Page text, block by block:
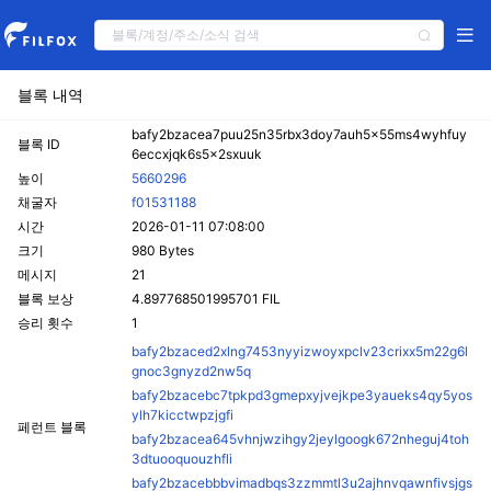
블록 내역
블록 ID
bafy2bzacea7puu25n35rbx3doy7auh5x55ms4wyhfuy
6eccxjqk6s5x2sxuuk
높이
5660296
채굴자
f01531188
시간
2026-01-11 07:08:00
크기
980 Bytes
메시지
21
블록 보상
4.897768501995701 FIL
승리 횟수
1
페런트 블록
bafy2bzaced2xlng7453nyyizwoyxpclv23crixx5m22g6l
gnoc3gnyzd2nw5q
bafy2bzacebc7tpkpd3gmepxyjvejkpe3yaueks4qy5yos
ylh7kicctwpzjgfi
bafy2bzacea645vhnjwzihgy2jeylgoogk672nheguj4toh
3dtuooquouzhfli
bafy2bzacebbbvimadbqs3zzmmtl3u2ajhnvqawnfivsjgs